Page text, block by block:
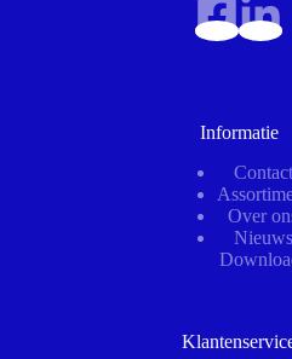
Informatie
Contact
Over
Nieuws